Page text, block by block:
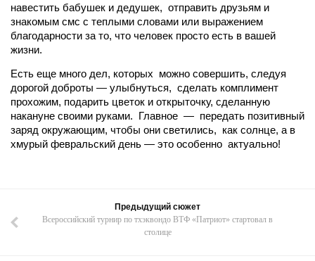
навестить бабушек и дедушек, отправить друзьям и
знакомым смс с теплыми словами или выражением
благодарности за то, что человек просто есть в вашей
жизни.
Есть еще много дел, которых можно совершить, следуя
дорогой доброты — улыбнуться, сделать комплимент
прохожим, подарить цветок и открыточку, сделанную
накануне своими руками. Главное — передать позитивный
заряд окружающим, чтобы они светились, как солнце, а в
хмурый февральский день — это особенно актуально!
Предыдущий сюжет
Всероссийский турнир по тхэквондо ВТФ «Патриот» стартовал в
столице